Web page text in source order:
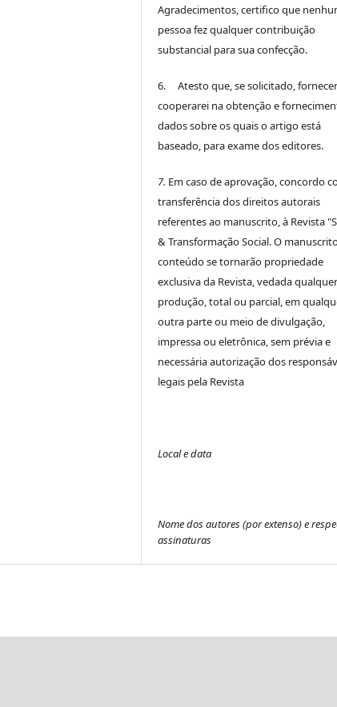
Agradecimentos, certifico que
pessoa fez qualquer contribuição
substancial para sua confecção.
6. Atesto que, se solicitado,
cooperarei na obtenção e
dados sobre os quais o artigo está
baseado, para exame dos editores.
7. Em caso de aprovação, concordo
transferência dos direitos autorais
referentes ao manuscrito, à Revista
& Transformação Social. O
conteúdo se tornarão propriedade
exclusiva da Revista, vedada qualquer
produção, total ou parcial, em
outra parte ou meio de divulgação,
impressa ou eletrônica, sem prévia e
necessária autorização dos
legais pela Revista
Local e data
Nome dos autores (por extenso) e
assinaturas